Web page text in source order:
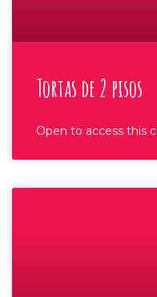
Tortas de 2 pisos
Open to access this